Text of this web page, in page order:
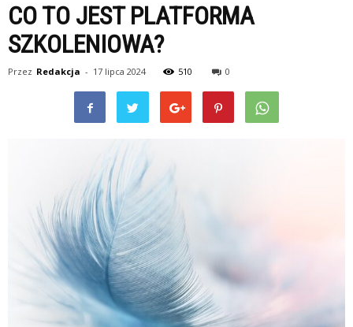
CO TO JEST PLATFORMA
SZKOLENIOWA?
Przez Redakcja - 17 lipca 2024 510 0